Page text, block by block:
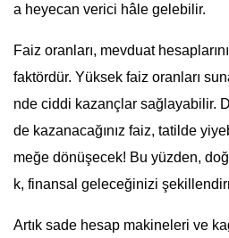
a heyecan verici hâle gelebilir.
Faiz oranları, mevduat
faktördür. Yüksek faiz oranları
nde ciddi kazançlar sağlayabilir.
de kazanacağınız faiz, tatilde
meğe dönüşecek! Bu yüzden,
k, finansal geleceğinizi
Artık sade hesap makineleri ve